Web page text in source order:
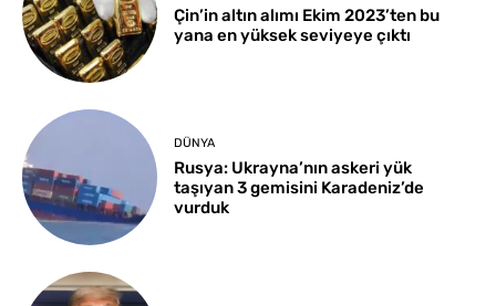
Çin’in altın alımı Ekim 2023’ten bu
yana en yüksek seviyeye çıktı
DÜNYA
Rusya: Ukrayna’nın askeri yük
taşıyan 3 gemisini Karadeniz’de
vurduk